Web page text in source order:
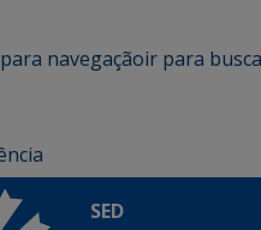
navegaçãoir para busca
SED